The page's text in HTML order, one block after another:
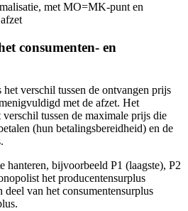
met MO=MK-punt en
consumenten- en
het verschil tussen de ontvangen prijs
met de afzet. Het
verschil tussen de maximale prijs die
(hun betalingsbereidheid) en de
hanteren, bijvoorbeeld P1 (laagste), P2
het producentensurplus
van het consumentensurplus